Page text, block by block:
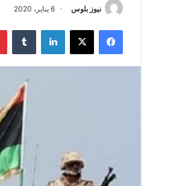
نيوز بلوس 6 يناير، 2020
فيسبوك X لينكدإن